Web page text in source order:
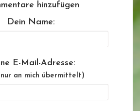
hinzufügen
Dein Name:
E-Mail-Adresse:
an mich übermittelt)